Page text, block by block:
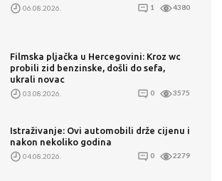
06.08.2026. 1 4380
Filmska pljačka u Hercegovini: Kroz wc
probili zid benzinske, došli do sefa,
ukrali novac
03.08.2026. 0 3575
Istraživanje: Ovi automobili drže cijenu i
nakon nekoliko godina
04.08.2026. 0 2279